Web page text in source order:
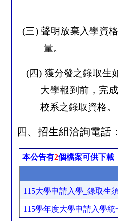
(三)聲明放棄入學資
量。
(四) 獲分發之錄取生
大學報到前，完
校系之錄取資格。
四、招生組洽詢電話
本公告有2個檔案可供下載
115大學申請入學_錄取生
115學年度大學申請入學